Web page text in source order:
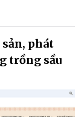
phát
trồng sầu